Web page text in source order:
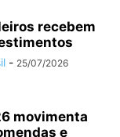
recebem
- 25/07/2026
movimenta
e